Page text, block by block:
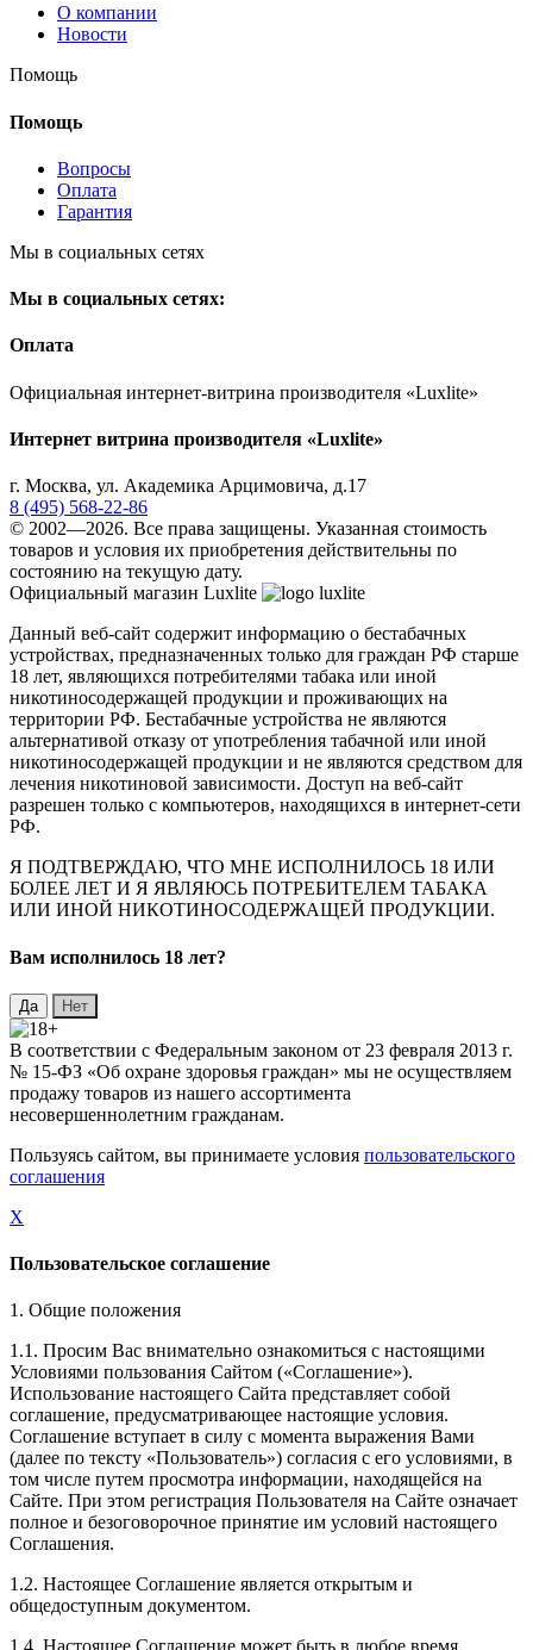
О компании
Новости
Помощь
Помощь
Вопросы
Оплата
Гарантия
Мы в социальных сетях
Мы в социальных сетях:
Оплата
Официальная интернет-витрина производителя «Luxlite»
Интернет витрина производителя «Luxlite»
г. Москва, ул. Академика Арцимовича, д.17
8 (495) 568-22-86
© 2002—2026. Все права защищены. Указанная стоимость
товаров и условия их приобретения действительны по
состоянию на текущую дату.
Официальный магазин Luxlite
Данный веб-сайт содержит информацию о бестабачных
устройствах, предназначенных только для граждан РФ старше
18 лет, являющихся потребителями табака или иной
никотиносодержащей продукции и проживающих на
территории РФ. Бестабачные устройства не являются
альтернативой отказу от употребления табачной или иной
никотиносодержащей продукции и не являются средством для
лечения никотиновой зависимости. Доступ на веб-сайт
разрешен только с компьютеров, находящихся в интернет-сети
РФ.
Я ПОДТВЕРЖДАЮ, ЧТО МНЕ ИСПОЛНИЛОСЬ 18 ИЛИ
БОЛЕЕ ЛЕТ И Я ЯВЛЯЮСЬ ПОТРЕБИТЕЛЕМ ТАБАКА
ИЛИ ИНОЙ НИКОТИНОСОДЕРЖАЩЕЙ ПРОДУКЦИИ.
Вaм исполнилось 18 лет?
В соответствии с Федеральным законом от 23 февраля 2013 г.
№ 15-ФЗ «Об охране здоровья граждан» мы не осуществляем
продажу товаров из нашего ассортимента
несовершеннолетним гражданам.
Пользуясь сайтом, вы принимаете условия пользовательского
соглашения
X
Пользовательское соглашение
1. Общие положения
1.1. Просим Вас внимательно ознакомиться с настоящими
Условиями пользования Сайтом («Соглашение»).
Использование настоящего Сайта представляет собой
соглашение, предусматривающее настоящие условия.
Соглашение вступает в силу с момента выражения Вами
(далее по тексту «Пользователь») согласия с его условиями, в
том числе путем просмотра информации, находящейся на
Сайте. При этом регистрация Пользователя на Сайте означает
полное и безоговорочное принятие им условий настоящего
Соглашения.
1.2. Настоящее Соглашение является открытым и
общедоступным документом.